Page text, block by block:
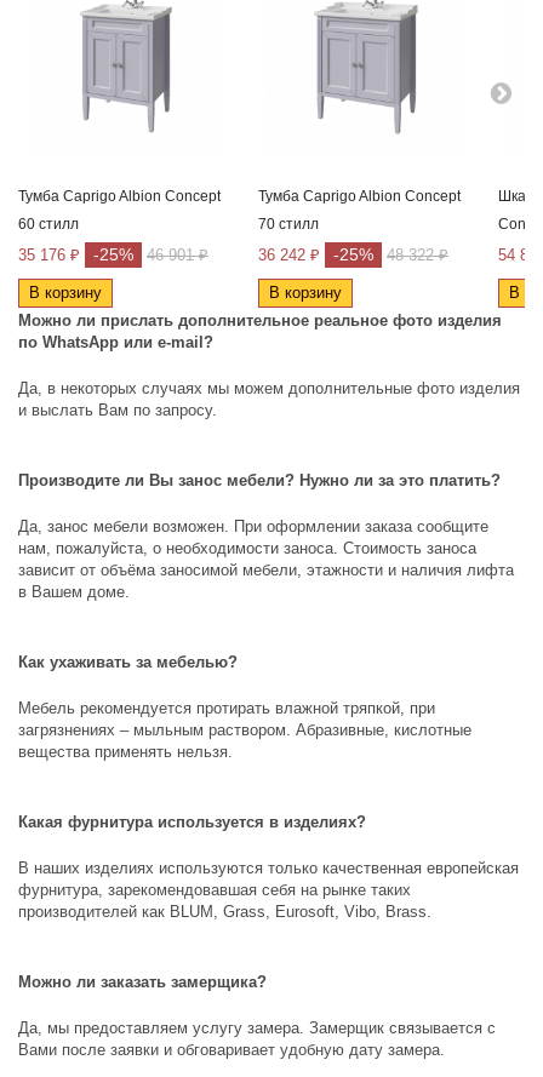
Тумба Caprigo Albion Concept
60 стилл
35 176 ₽ -25% 46 901 ₽
В корзину
Тумба Caprigo Albion Concept
70 стилл
36 242 ₽ -25% 48 322 ₽
В корзину
Шкаф-
54
В
Можно ли прислать дополнительное реальное фото изделия
по WhatsApp или e-mail?
Да, в некоторых случаях мы можем дополнительные фото изделия
и выслать Вам по запросу.
Производите ли Вы занос мебели? Нужно ли за это платить?
Да, занос мебели возможен. При оформлении заказа сообщите
нам, пожалуйста, о необходимости заноса. Стоимость заноса
зависит от объёма заносимой мебели, этажности и наличия лифта
в Вашем доме.
Как ухаживать за мебелью?
Мебель рекомендуется протирать влажной тряпкой, при
загрязнениях – мыльным раствором. Абразивные, кислотные
вещества применять нельзя.
Какая фурнитура используется в изделиях?
В наших изделиях используются только качественная европейская
фурнитура, зарекомендовавшая себя на рынке таких
производителей как BLUM, Grass, Eurosoft, Vibo, Brass
Можно ли заказать замерщика?
Да, мы предоставляем услугу замера. Замерщик связывается с
Вами после заявки и обговаривает удобную дату замера.